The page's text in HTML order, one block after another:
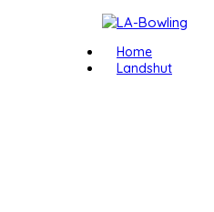
Home
Landshut